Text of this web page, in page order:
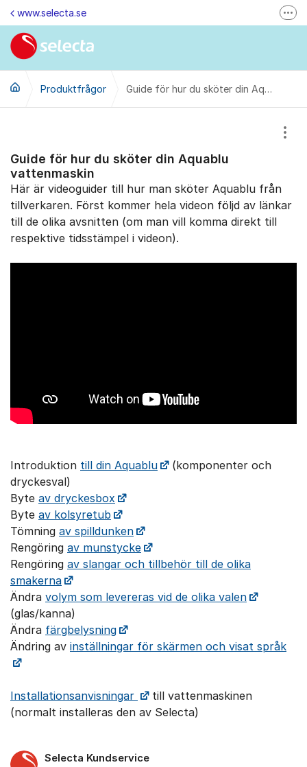
Hoppa till innehåll
www.selecta.se
Ändra dina kunduppgifter
Besök oss på LinkedIn
Produktfrågor Guide för hur du sköter din Aquablu vattenmaskin
Guide för hur du sköter din Aquablu
vattenmaskin
Här är videoguider till hur man sköter Aquablu från
tillverkaren. Först kommer hela videon följd av länkar
till de olika avsnitten (om man vill komma direkt till
respektive tidsstämpel i videon).
Introduktion till din Aquablu
(komponenter och
dryckesval)
Byte av dryckesbox
Byte av kolsyretub
Tömning av spilldunken
Rengöring av munstycke
Rengöring av slangar och tillbehör till de olika
smakerna
Ändra volym som levereras vid de olika valen
(glas/kanna)
Ändra färgbelysning
Ändring av inställningar för skärmen och visat språk
Installationsanvisningar
till vattenmaskinen
(normalt installeras den av Selecta)
Selecta Kundservice